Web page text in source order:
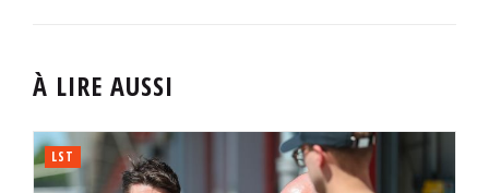
À LIRE AUSSI
LST